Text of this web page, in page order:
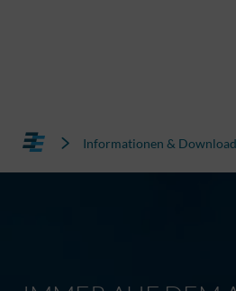
Informationen &